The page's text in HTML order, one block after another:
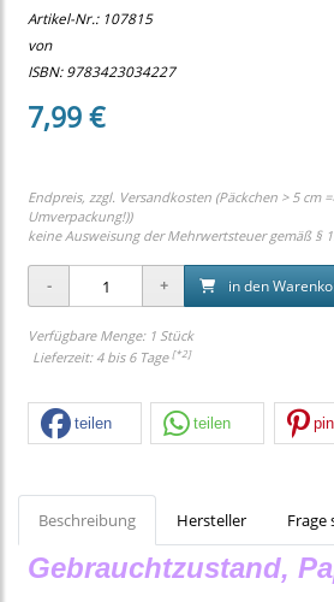
Artikel-Nr.: 107815
von
ISBN: 9783423034227
7,99 €
Endpreis, zzgl. Versandkosten (Päckchen > 5 cm
Umverpackung!))
keine Ausweisung der Mehrwertsteuer gemäß §
in den
Verfügbare Menge: 1 Stück
Lieferzeit: 4 bis 6 Tage [*2]
teilen teilen
Beschreibung Hersteller Frage
Gebrauchtzustand,